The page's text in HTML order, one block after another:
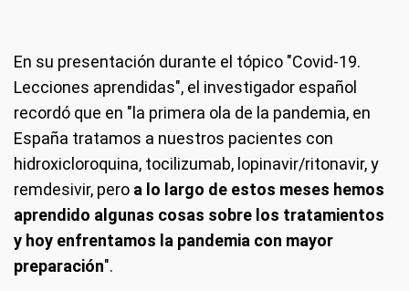
En su presentación durante el tópico "Covid-19.
Lecciones aprendidas", el investigador español
recordó que en "la primera ola de la pandemia, en
España tratamos a nuestros pacientes con
hidroxicloroquina, tocilizumab, lopinavir/ritonavir, y
remdesivir, pero a lo largo de estos meses hemos
aprendido algunas cosas sobre los tratamientos
y hoy enfrentamos la pandemia con mayor
preparación".